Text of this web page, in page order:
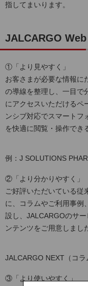
指してまいります。
JALCARGO
①「より見やすく」
お客さまが必要な情報に
の導線を整理し、一目で
にアクセスいただけるペ
ンシブ対応でスマートフ
を快適に閲覧・操作でき
例：J SOLUTIONS
②「より分かりやすく」
ご好評いただいている従
に、コラムやご利用事例
設し、JALCARGOのサ
ンテンツをご用意しまし
JALCARGO NEXT（コラ
③「より使いやすく」